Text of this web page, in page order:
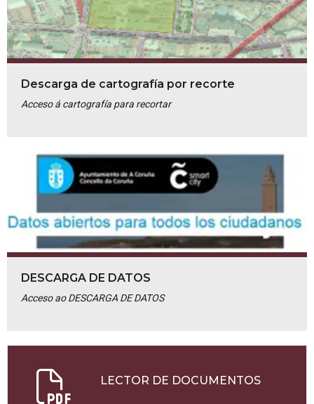
Descarga de cartografía por recorte
Acceso á cartografía para recortar
DESCARGA DE DATOS
Acceso ao DESCARGA DE DATOS
LECTOR DE DOCUMENTOS